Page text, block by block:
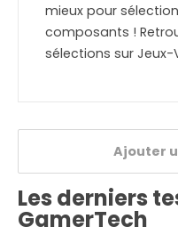
mieux pour
composants !
sélections sur Jeux-
Ajouter
Les derniers
GamerTech